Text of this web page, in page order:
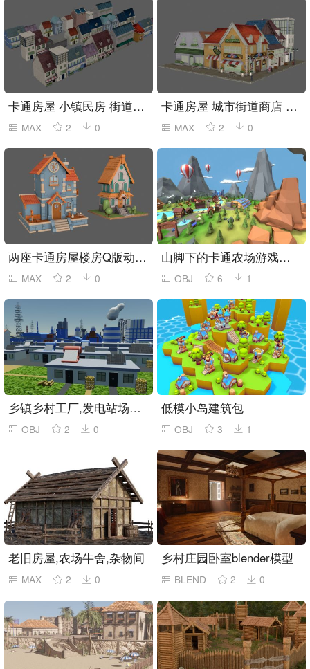
卡通房屋 小镇民房 街道房屋
MAX 2 0
卡通房屋 城市街道商店 卡通商铺建筑
MAX 2 0
两座卡通房屋楼房Q版动漫游戏场景建筑
MAX 2 0
山脚下的卡通农场游戏场景obj模型
OBJ 6 1
乡镇乡村工厂,发电站场景blender模型
OBJ 2 0
低模小岛建筑包
OBJ 3 1
老旧房屋,农场牛舍,杂物间
MAX 2 0
乡村庄园卧室blender模型
BLEND 2 0